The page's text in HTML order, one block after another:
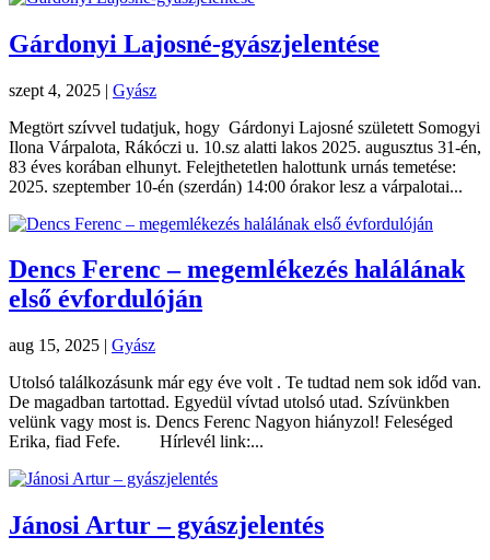
Gárdonyi Lajosné-gyászjelentése
szept 4, 2025 | Gyász
Megtört szívvel tudatjuk, hogy Gárdonyi Lajosné született Somogyi
Ilona Várpalota, Rákóczi u. 10.sz alatti lakos 2025. augusztus 31-én,
83 éves korában elhunyt. Felejthetetlen halottunk urnás temetése:
2025. szeptember 10-én (szerdán) 14:00 órakor lesz a várpalotai...
Dencs Ferenc – megemlékezés halálának
első évfordulóján
aug 15, 2025 | Gyász
Utolsó találkozásunk már egy éve volt . Te tudtad nem sok időd van.
De magadban tartottad. Egyedül vívtad utolsó utad. Szívünkben
velünk vagy most is. Dencs Ferenc Nagyon hiányzol! Feleséged
Erika, fiad Fefe. Hírlevél link:...
Jánosi Artur – gyászjelentés